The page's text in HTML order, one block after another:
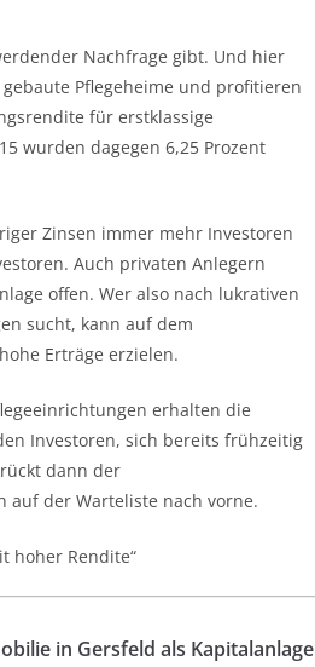
Nachfrage gibt. Und hier
Pflegeheime und profitieren
für erstklassige
wurden dagegen 6,25 Prozent
Zinsen immer mehr Investoren
Auch privaten Anlegern
offen. Wer also nach lukrativen
sucht, kann auf dem
Erträge erzielen.
erhalten die
Investoren, sich bereits frühzeitig
dann der
auf der Warteliste nach vorne.
hoher Rendite“
in Gersfeld als Kapitalanlage